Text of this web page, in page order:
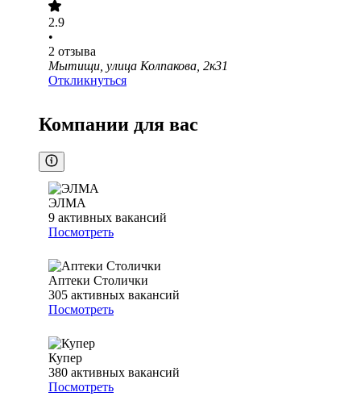
2.9
•
2 отзыва
Мытищи, улица Колпакова, 2к31
Откликнуться
Компании для вас
ЭЛМА
9 активных вакансий
Посмотреть
Аптеки Столички
305 активных вакансий
Посмотреть
Купер
380 активных вакансий
Посмотреть